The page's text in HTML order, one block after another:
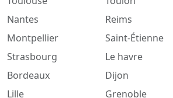
Nantes
Montpellier
Strasbourg
Bordeaux
Lille
Reims
Saint-Étienne
Le havre
Dijon
Grenoble